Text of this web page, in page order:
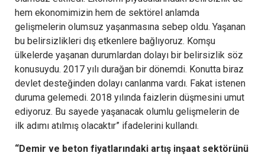
hem ekonomimizin hem de sektörel anlamda
gelişmelerin olumsuz yaşanmasına sebep oldu. Yaşanan
bu belirsizlikleri dış etkenlere bağlıyoruz. Komşu
ülkelerde yaşanan durumlardan dolayı bir belirsizlik söz
konusuydu. 2017 yılı durağan bir dönemdi. Konutta biraz
devlet desteğinden dolayı canlanma vardı. Fakat istenen
duruma gelemedi. 2018 yılında faizlerin düşmesini umut
ediyoruz. Bu sayede yaşanacak olumlu gelişmelerin de
ilk adımı atılmış olacaktır” ifadelerini kullandı.
“Demir ve beton fiyatlarındaki artış inşaat sektörünü